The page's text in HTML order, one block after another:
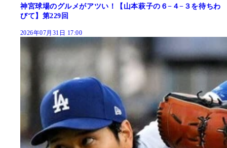
神宮球場のグルメがアツい！【山本萩子の６−４−３を待ちわ
びて】第229回
2026年07月31日 17:00